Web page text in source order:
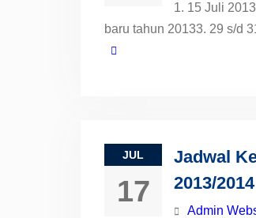
1. 15 Juli
baru tahun 20133. 29 s/d
JUL
17
Jadwal
2013/2014
Admin